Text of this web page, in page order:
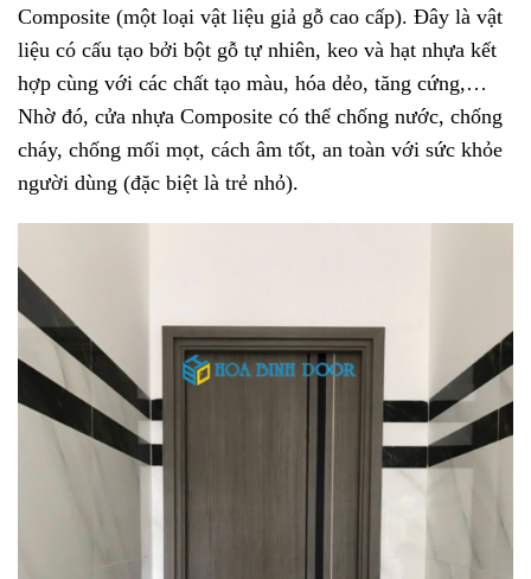
Composite (một loại vật liệu giả gỗ cao cấp). Đây là vật
liệu có cấu tạo bởi bột gỗ tự nhiên, keo và hạt nhựa kết
hợp cùng với các chất tạo màu, hóa dẻo, tăng cứng,…
Nhờ đó, cửa nhựa Composite có thể chống nước, chống
cháy, chống mối mọt, cách âm tốt, an toàn với sức khỏe
người dùng (đặc biệt là trẻ nhỏ).